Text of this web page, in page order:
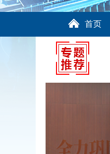
首页